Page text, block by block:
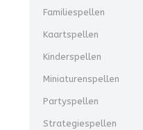
Familiespellen
Kaartspellen
Kinderspellen
Miniaturenspellen
Partyspellen
Strategiespellen